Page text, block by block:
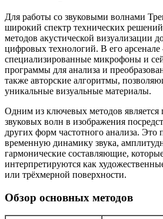
Для работы со звуковыми волнами
широкий спектр технических
методов акустической визуализации
цифровых технологий. В его
специализированные микрофоны и
программы для анализа и
также авторские алгоритмы,
уникальные визуальные материалы.
Одним из ключевых методов является
звуковых волн в изображения
других форм частотного анализа. Это
временную динамику звука,
гармонические составляющие,
интерпретируются как
или трёхмерной поверхности.
Обзор основных методов